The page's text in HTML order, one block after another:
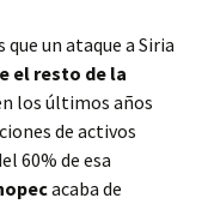
un ataque a Siria
el resto de la
los últimos años
de activos
60% de esa
acaba de